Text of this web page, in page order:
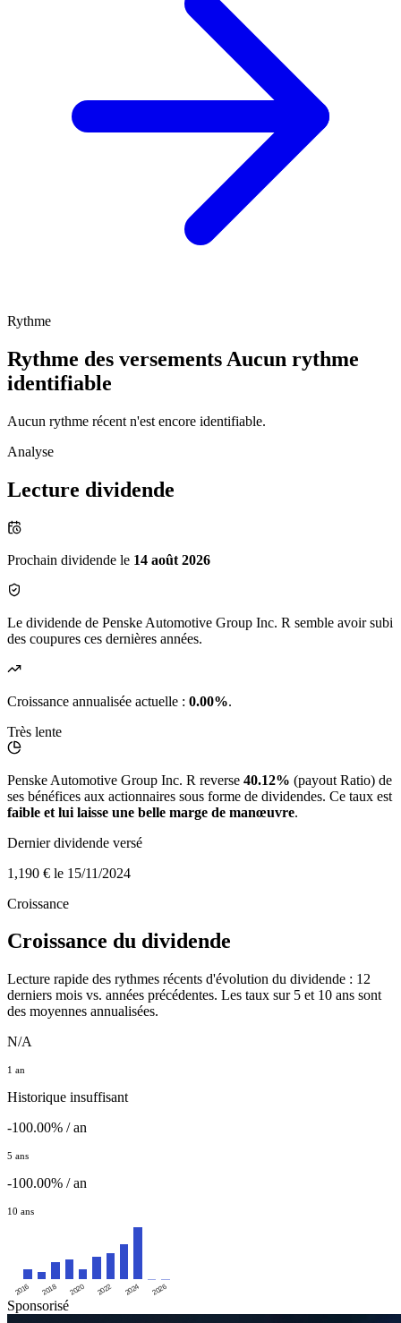
Rythme
Rythme des versements Aucun rythme
identifiable
Aucun rythme récent n'est encore identifiable.
Analyse
Lecture dividende
Prochain dividende le 14 août 2026
Le dividende de Penske Automotive Group Inc. R semble avoir subi
des coupures ces dernières années.
Croissance annualisée actuelle : 0.00%.
Très lente
Penske Automotive Group Inc. R reverse 40.12% (payout Ratio) de
ses bénéfices aux actionnaires sous forme de dividendes. Ce taux est
faible et lui laisse une belle marge de manœuvre.
Dernier dividende versé
1,190 € le 15/11/2024
Croissance
Croissance du dividende
Lecture rapide des rythmes récents d'évolution du dividende : 12
derniers mois vs. années précédentes. Les taux sur 5 et 10 ans sont
des moyennes annualisées.
N/A
1 an
Historique insuffisant
-100.00% / an
5 ans
-100.00% / an
10 ans
2016 2018 2020 2022 2024 2026
Sponsorisé